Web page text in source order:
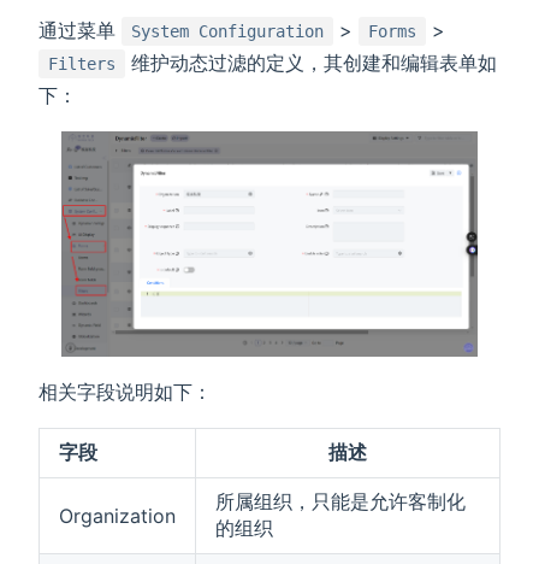
通过菜单 System Configuration > Forms >
Filters
维护动态过滤的定义，其创建和编辑表单如
下：
相关字段说明如下：
字段 描述
Organization
所属组织，只能是允许客制化
的组织